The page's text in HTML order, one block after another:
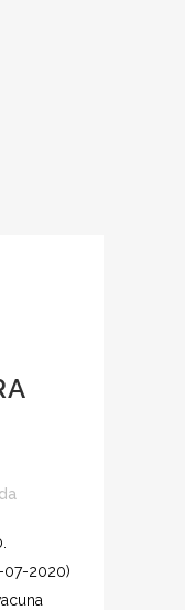
07-2020)